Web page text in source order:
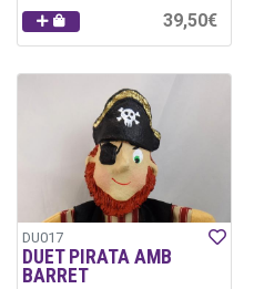
39,50€
DU017
DUET PIRATA AMB
BARRET